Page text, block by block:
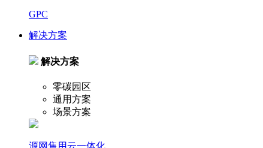
GPC
解决方案
解决方案
零碳园区
通用方案
场景方案
源网售用云一体化